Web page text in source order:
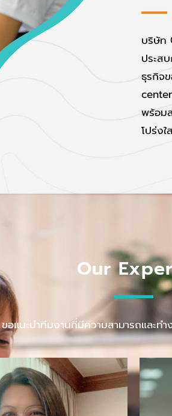
บริษัท
ประส
ธุรกิจ
พร้อม
โปร่ง
Our
ขอแนะนำทีมงานที่มีความสามารถและท